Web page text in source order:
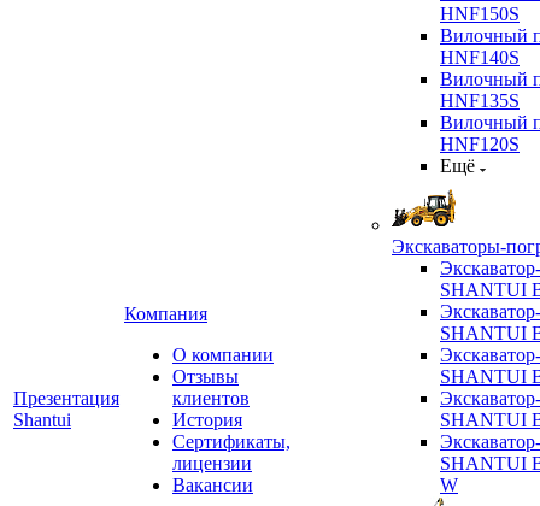
Презентация
Shantui
Компания
О компании
Отзывы
клиентов
История
Сертификаты,
лицензии
Вакансии
HNF150S
Вилочный
HNF140S
Вилочный
HNF135S
Вилочный
HNF120S
Ещё
Экскаваторы-
SHANTUI
SHANTUI
SHANTUI
SHANTUI
SHANTUI
W